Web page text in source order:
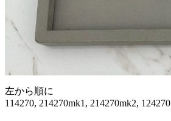
左から順に
114270, 214270mk1, 214270mk2, 124270